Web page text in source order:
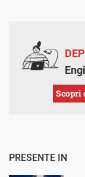
Scopri
PRESENTE IN